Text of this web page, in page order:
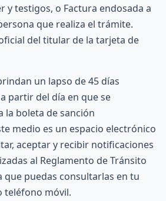
y testigos, o Factura endosada a
que realiza el trámite.
del titular de la tarjeta de
un lapso de 45 días
partir del día en que se
la boleta de sanción
medio es un espacio electrónico
aceptar y recibir notificaciones
al Reglamento de Tránsito
que puedas consultarlas en tu
teléfono móvil.